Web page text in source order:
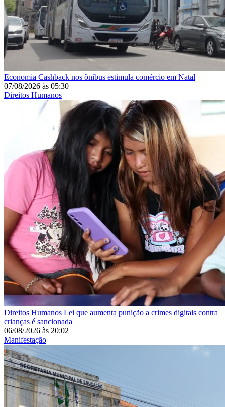
Economia Cashback nos ônibus estimula comércio em Natal
07/08/2026 às 05:30
Direitos Humanos
Direitos Humanos Lei que aumenta punição a crimes digitais contra
crianças é sancionada
06/08/2026 às 20:02
Manifestação